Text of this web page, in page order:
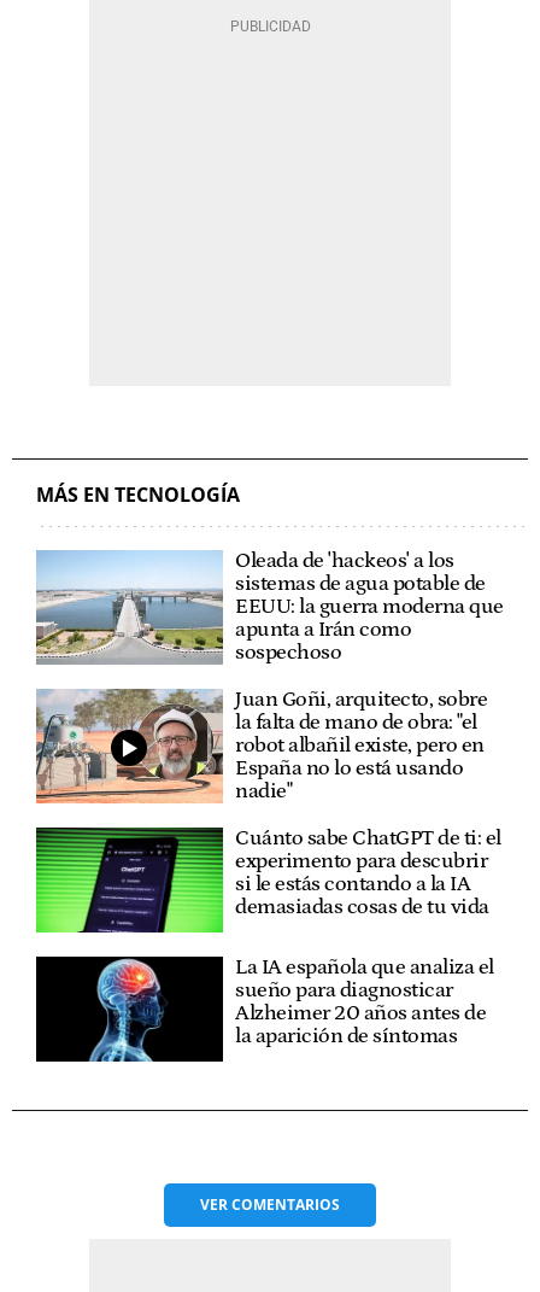
MÁS EN TECNOLOGÍA
Oleada de 'hackeos' a los
sistemas de agua potable de
EEUU: la guerra moderna que
apunta a Irán como
sospechoso
Juan Goñi, arquitecto, sobre
la falta de mano de obra: "el
robot albañil existe, pero en
España no lo está usando
nadie"
Cuánto sabe ChatGPT de ti: el
experimento para descubrir
si le estás contando a la IA
demasiadas cosas de tu vida
La IA española que analiza el
sueño para diagnosticar
Alzheimer 20 años antes de
la aparición de síntomas
VERCOMENTARIOS